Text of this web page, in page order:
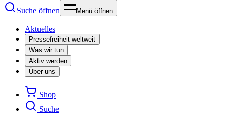
Suche öffnen
Menü öffnen
Aktuelles
Pressefreiheit weltweit
Was wir tun
Aktiv werden
Über uns
Shop
Suche